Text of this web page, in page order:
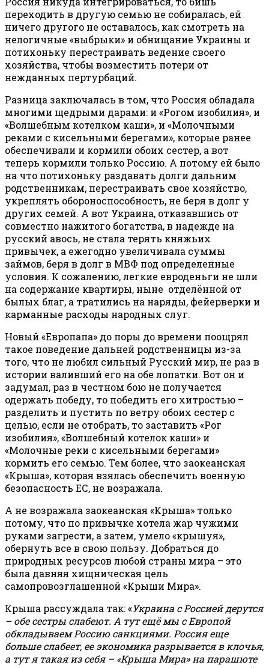
переходить в другую семью не собиралась, ей
ничего другого не оставалось, как смотреть на
нелогичные «выбрыки» и обнищание Украины и
потихоньку перестраивать ведение своего
хозяйства, чтобы возместить потери от
нежданных пертурбаций.
Разница заключалась в том, что Россия обладала
многими щедрыми дарами: и «Рогом изобилия», и
«Волшебным котелком каши», и «Молочными
реками с кисельными берегами», которые ранее
обеспечивали и кормили обоих сестер, а вот
теперь кормили только Россию. А потому ей было
на что потихоньку раздавать долги дальним
родственникам, перестраивать свое хозяйство,
укреплять обороноспособность, не беря в долг у
других семей. А вот Украина, отказавшись от
совместно нажитого богатства, в надежде на
русский авось, не стала терять княжьих
привычек, а ежегодно увеличивала суммы
займов, беря в долг в МВФ под определенные
условия. К сожалению, легкие евроденьги не шли
на содержание квартиры, ныне отделённой от
былых благ, а тратились на наряды, фейерверки и
карманные расходы народных слуг.
Новый «Европапа» до поры до времени поощрял
такое поведение дальней родственницы из-за
того, что не любил сильный Русский мир, не раз в
истории валивший его на обе лопатки. Вот он и
задумал, раз в честном бою не получается
одержать победу, то победить его хитростью –
разделить и пустить по ветру обоих сестер с
целью, если не отобрать, то заставить «Рог
изобилия», «Волшебный котелок каши» и
«Молочные реки с кисельными берегами»
кормить его семью. Тем более, что заокеанская
«Крыша», которая взялась обеспечить военную
безопасность ЕС, не возражала.
А не возражала заокеанская «Крыша» только
потому, что по привычке хотела жар чужими
руками загрести, а затем, умело «крышуя»,
обернуть все в свою пользу. Добраться до
природных ресурсов любой страны мира – это
была давняя хищническая цель
самопровозглашенной «Крыши Мира».
Крыша рассуждала так: «Украина с Россией дерутся
– обе сестры слабеют. А тут ещё мы с Европой
обкладываем Россию санкциями. Россия еще
больше слабеет, ее экономика разрывается в клочья,
а тут я такая из себя – «Крыша Мира» на парашюте